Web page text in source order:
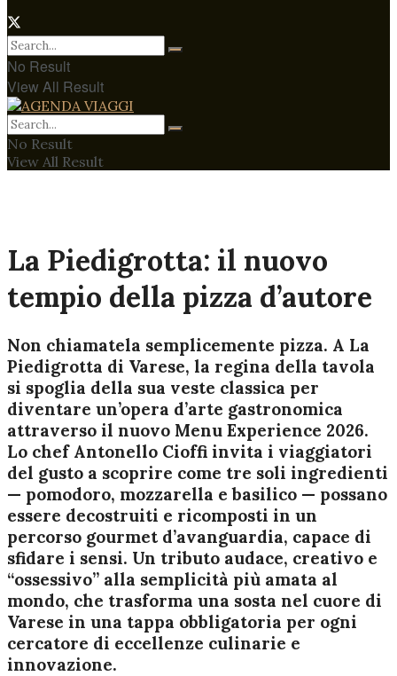
No Result
View All Result
No Result
View All Result
La Piedigrotta: il nuovo
tempio della pizza d’autore
Non chiamatela semplicemente pizza. A La
Piedigrotta di Varese, la regina della tavola
si spoglia della sua veste classica per
diventare un’opera d’arte gastronomica
attraverso il nuovo Menu Experience 2026.
Lo chef Antonello Cioffi invita i viaggiatori
del gusto a scoprire come tre soli ingredienti
— pomodoro, mozzarella e basilico — possano
essere decostruiti e ricomposti in un
percorso gourmet d’avanguardia, capace di
sfidare i sensi. Un tributo audace, creativo e
“ossessivo” alla semplicità più amata al
mondo, che trasforma una sosta nel cuore di
Varese in una tappa obbligatoria per ogni
cercatore di eccellenze culinarie e
innovazione.